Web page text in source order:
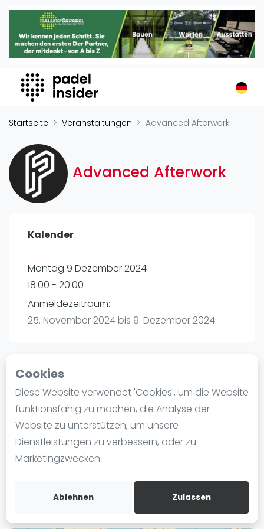
Cookies
Diese Website verwendet 'Cookies', um die Website
funktionsfähig zu machen, die Analyse der
Website zu unterstützen, um unsere
Dienstleistungen zu verbessern, oder zu
Marketingzwecken.
Ablehnen Zulassen
Padel Insider
Home
Organisationen
Buchungssysteme
Padel-Shops
Padelplatzbauer
Verschiedenes
Veranstaltungen
International
Ranking
Männer
Frauen
Blog
Die Geschichte von Padel
Regeln und Punktzählung
Padel Schläge
Video
Startseite Veranstaltungen Advanced Afterwork
Advanced Afterwork
Kalender
Montag 9 Dezember 2024
18:00 - 20:00
Anmeldezeitraum:
25. November 2024 bis 9. Dezember 2024
Playtomic
Padel Passion Kaltenkirchen | Kaltenkirchen
Leibnizstraße 9A
24568Kaltenkirchen
Routebeschrijving